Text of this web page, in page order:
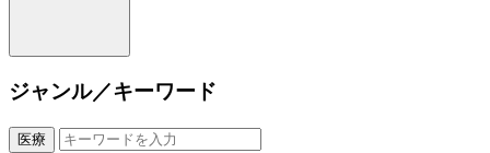
ジャンル／キーワード
医療